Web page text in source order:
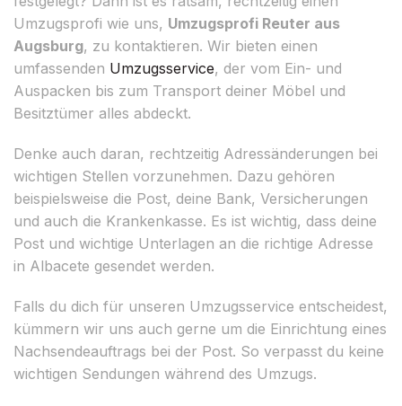
Umzugsprofi wie uns, Umzugsprofi Reuter aus
Augsburg, zu kontaktieren. Wir bieten einen
umfassenden Umzugsservice, der vom Ein- und
Auspacken bis zum Transport deiner Möbel und
Besitztümer alles abdeckt.
Denke auch daran, rechtzeitig Adressänderungen bei
wichtigen Stellen vorzunehmen. Dazu gehören
beispielsweise die Post, deine Bank, Versicherungen
und auch die Krankenkasse. Es ist wichtig, dass deine
Post und wichtige Unterlagen an die richtige Adresse
in Albacete gesendet werden.
Falls du dich für unseren Umzugsservice entscheidest,
kümmern wir uns auch gerne um die Einrichtung eines
Nachsendeauftrags bei der Post. So verpasst du keine
wichtigen Sendungen während des Umzugs.